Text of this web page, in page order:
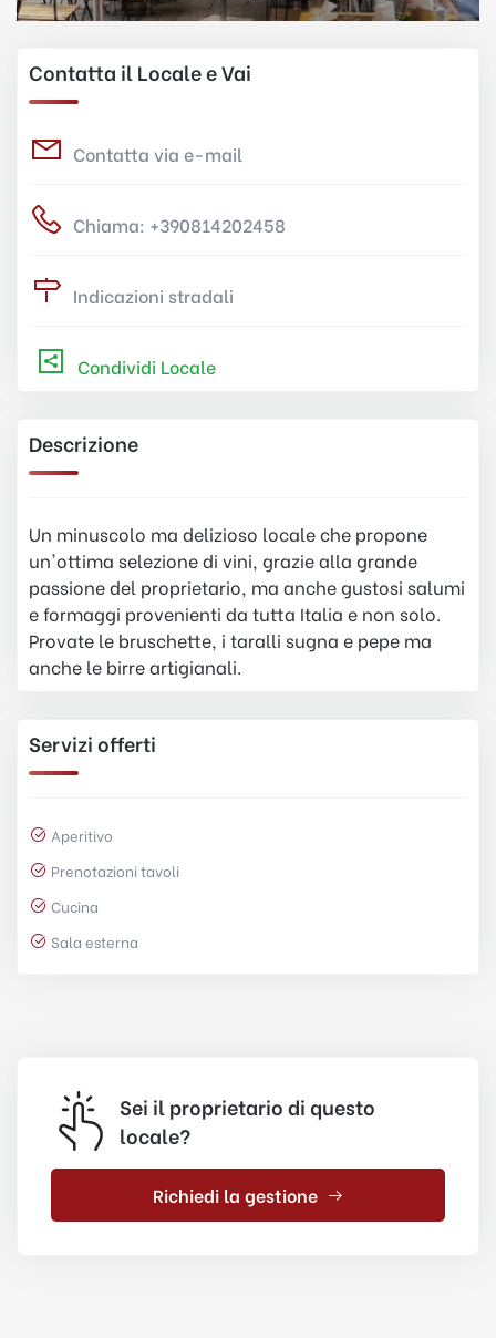
Contatta il Locale e Vai
Contatta via e-mail
Chiama: +390814202458
Indicazioni stradali
Condividi Locale
Descrizione
Un minuscolo ma delizioso locale che propone
un'ottima selezione di vini, grazie alla grande
passione del proprietario, ma anche gustosi salumi
e formaggi provenienti da tutta Italia e non solo.
Provate le bruschette, i taralli sugna e pepe ma
anche le birre artigianali.
Servizi offerti
Aperitivo
Prenotazioni tavoli
Cucina
Sala esterna
Sei il proprietario di questo
locale?
Richiedi la gestione